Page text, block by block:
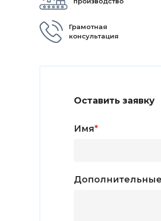
Грамотная
консультация
Оставить заявку
Имя*